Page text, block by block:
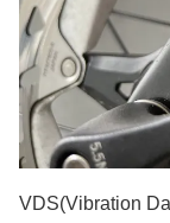
VDS(Vibration